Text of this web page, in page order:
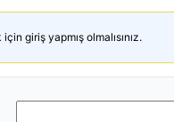
giriş yapmış olmalısınız.